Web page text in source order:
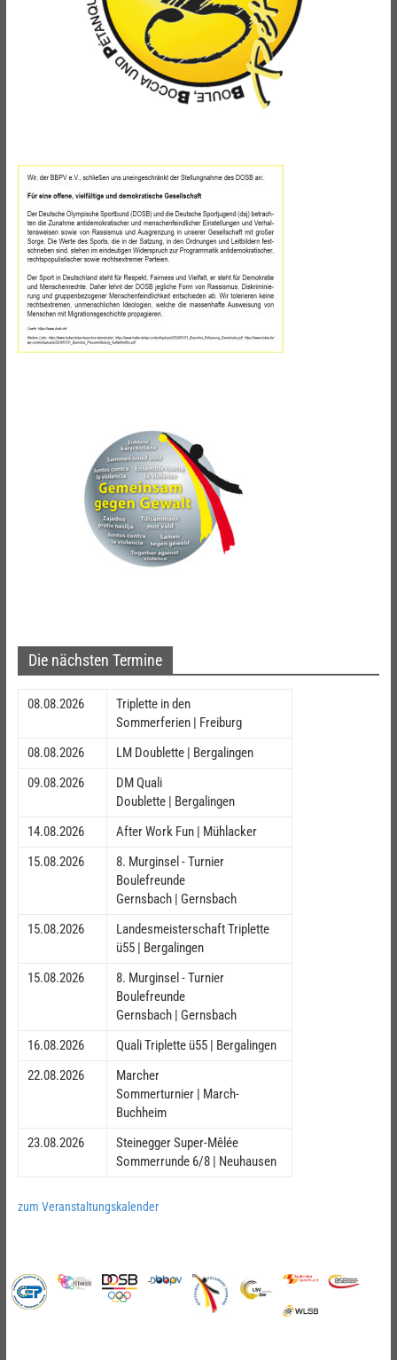
Die nächsten Termine
08.08.2026
Triplette in den
Sommerferien | Freiburg
08.08.2026
LM Doublette | Bergalingen
09.08.2026
DM Quali
Doublette | Bergalingen
14.08.2026
After Work Fun | Mühlacker
15.08.2026
8. Murginsel - Turnier
Boulefreunde
Gernsbach | Gernsbach
15.08.2026
Landesmeisterschaft Triplette
ü55 | Bergalingen
15.08.2026
8. Murginsel - Turnier
Boulefreunde
Gernsbach | Gernsbach
16.08.2026
Quali Triplette ü55 | Bergalingen
22.08.2026
Marcher
Sommerturnier | March-
Buchheim
23.08.2026
Steinegger Super-Mêlée
Sommerrunde 6/8 | Neuhausen
zum Veranstaltungskalender